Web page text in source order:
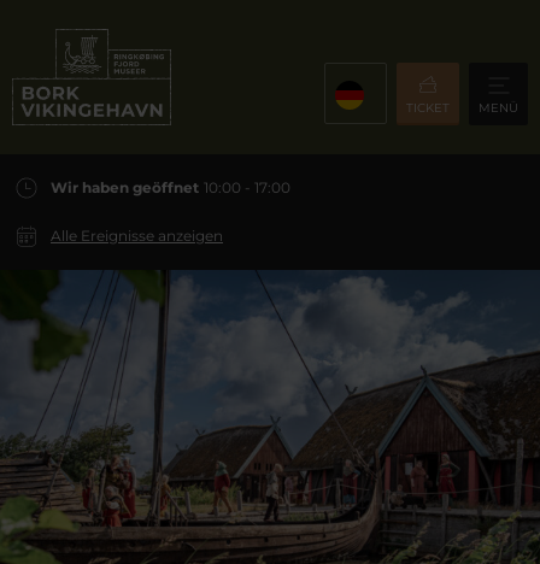
TICKET MENÜ
Wir haben geöffnet 10:00 - 17:00
Alle Ereignisse anzeigen